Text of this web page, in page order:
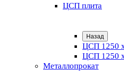
ЦСП плита
Назад
ЦСП 1250
ЦСП 1250
Металлопрокат